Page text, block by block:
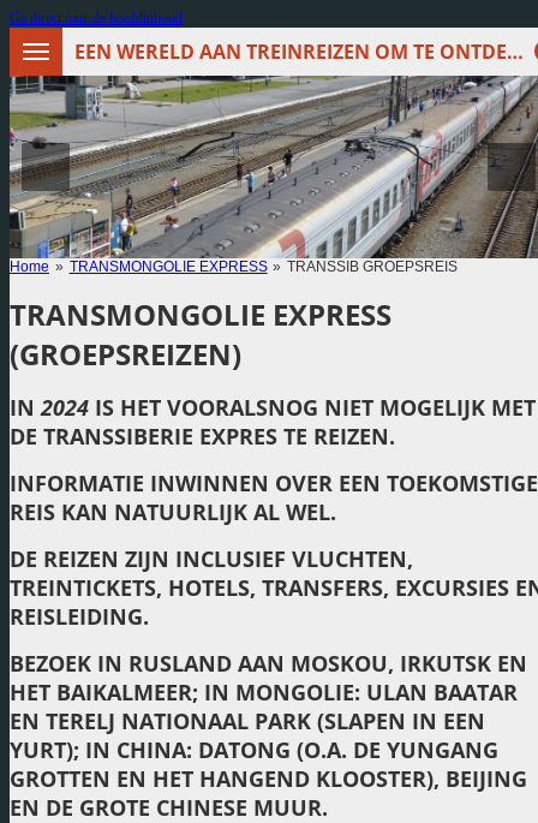
Ga direct naar de hoofdinhoud
EEN WERELD AAN TREINREIZEN OM TE ONTDEKKEN
Home » TRANSMONGOLIE EXPRESS » TRANSSIB GROEPSREIS
TRANSMONGOLIE EXPRESS
(GROEPSREIZEN)
IN2024 IS HET VOORALSNOG NIET MOGELIJK MET
DE TRANSSIBERIE EXPRES TE REIZEN.
INFORMATIE INWINNEN OVER EEN TOEKOMSTIGE
REIS KAN NATUURLIJK AL WEL.
DE REIZEN ZIJN INCLUSIEF VLUCHTEN,
TREINTICKETS, HOTELS, TRANSFERS, EXCURSIES
REISLEIDING.
BEZOEK IN RUSLAND AAN MOSKOU, IRKUTSK EN
HET BAIKALMEER; IN MONGOLIE: ULAN BAATAR
EN TERELJ NATIONAAL PARK (SLAPEN IN EEN
YURT); IN CHINA: DATONG (O.A. DE YUNGANG
GROTTEN EN HET HANGEND KLOOSTER), BEIJING
EN DE GROTE CHINESE MUUR.